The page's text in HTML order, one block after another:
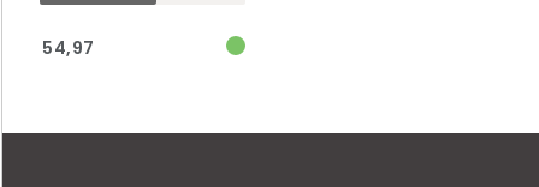
54,97